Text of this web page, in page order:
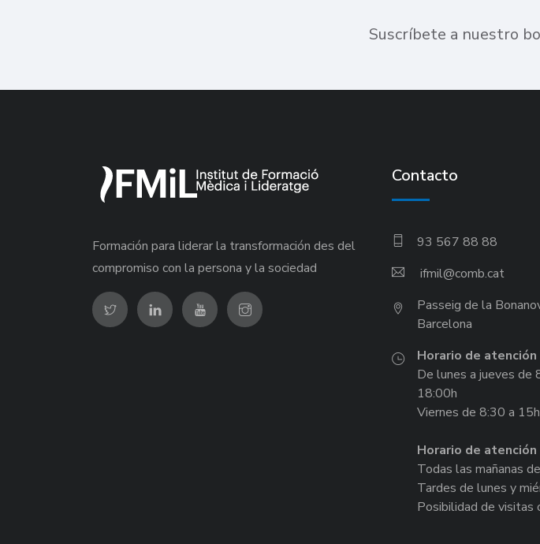
Suscríbete a nuestro
Formación para liderar la transformación des del
compromiso con la persona y la sociedad
Contacto
93 567 88 88
ifmil
Passeig de la
Barcelona
Horario de
De lunes a jueves de
18:00h
Viernes de 8:30 a 15h
Horario de
Todas las mañanas
Tardes de lunes y
Posibilidad de visitas